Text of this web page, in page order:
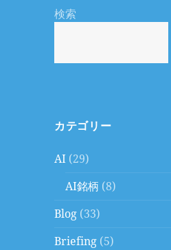
検索
カテゴリー
AI (29)
AI銘柄 (8)
Blog (33)
Briefing (5)